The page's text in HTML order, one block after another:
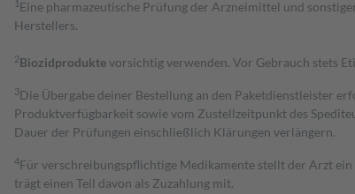
1 Eine pharmazeutische Prüfung der Arzneimittel und
Herstellers.
2Biozidproduktevorsichtig verwenden. Vor Gebrauch stets
3Die Übergabe deiner Bestellung an den Paketdienstleister
Produktverfügbarkeit sowie vom Zustellzeitpunkt des
Dauer der Prüfungen einschließlich Klärungen verlängern.
4Für verschreibungspflichtige Medikamente stellt der Arzt
trägt einen Teil davon als Zuzahlung mit.